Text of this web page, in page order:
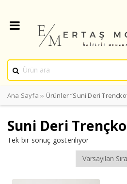
Ana Sayfa ›› Ürünler “Suni Deri Trençkot
Suni Deri
Tek bir sonuç gösteriliyor